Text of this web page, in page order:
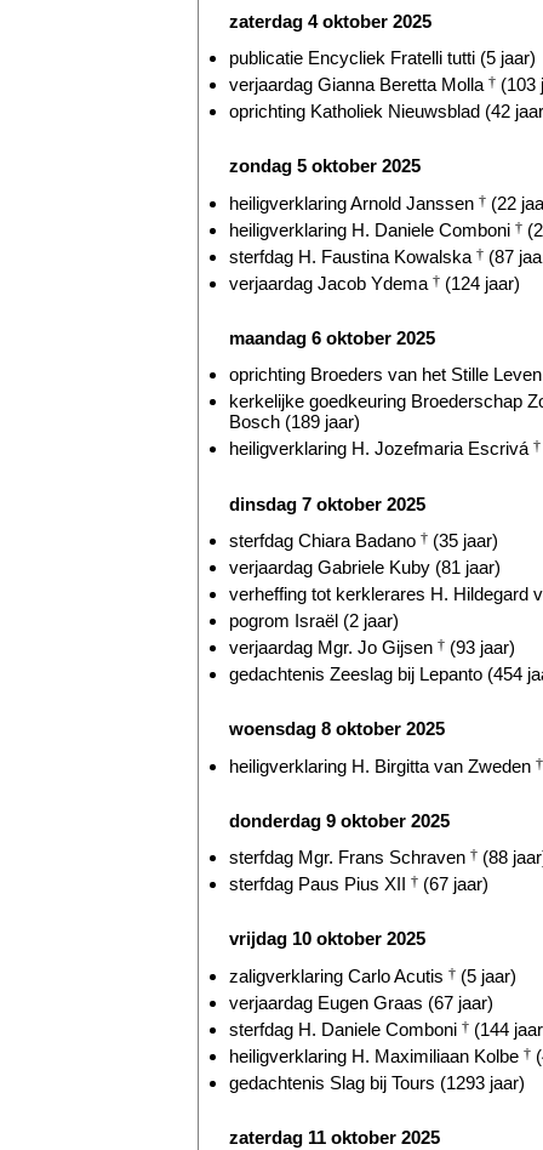
zaterdag 4 oktober 2025
publicatie Encycliek Fratelli tutti (5 jaar)
verjaardag Gianna Beretta Molla † (103
oprichting Katholiek Nieuwsblad (42
zondag 5 oktober 2025
heiligverklaring Arnold Janssen † (22
heiligverklaring H. Daniele Comboni †
sterfdag H. Faustina Kowalska † (87
verjaardag Jacob Ydema † (124 jaar)
maandag 6 oktober 2025
oprichting Broeders van het Stille
kerkelijke goedkeuring Broederschap
Bosch (189 jaar)
heiligverklaring H. Jozefmaria Escrivá †
dinsdag 7 oktober 2025
sterfdag Chiara Badano † (35 jaar)
verjaardag Gabriele Kuby (81 jaar)
verheffing tot kerklerares H. Hildegard
pogrom Israël (2 jaar)
verjaardag Mgr. Jo Gijsen † (93 jaar)
gedachtenis Zeeslag bij Lepanto (454
woensdag 8 oktober 2025
heiligverklaring H. Birgitta van Zweden †
donderdag 9 oktober 2025
sterfdag Mgr. Frans Schraven † (88
sterfdag Paus Pius XII † (67 jaar)
vrijdag 10 oktober 2025
zaligverklaring Carlo Acutis † (5 jaar)
verjaardag Eugen Graas (67 jaar)
sterfdag H. Daniele Comboni † (144
heiligverklaring H. Maximiliaan Kolbe †
gedachtenis Slag bij Tours (1293 jaar)
zaterdag 11 oktober 2025